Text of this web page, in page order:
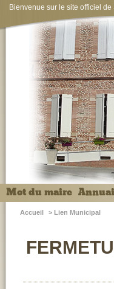
Bienvenue sur le site officiel
Mot du maire
Accueil > Lien Municipal